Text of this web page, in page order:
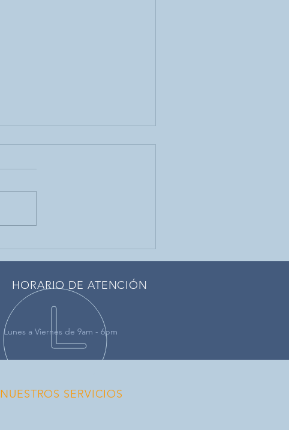
HORARIO DE ATENCIÓN
Lunes a Viernes de 9am - 6pm
NUESTROS SERVICIOS